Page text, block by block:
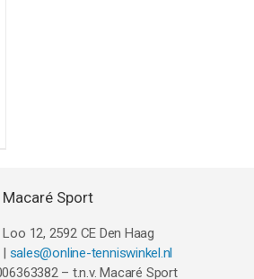
Macaré Sport
12, 2592 CE Den Haag
sales@online-tenniswinkel.nl
– t.n.v. Macaré Sport